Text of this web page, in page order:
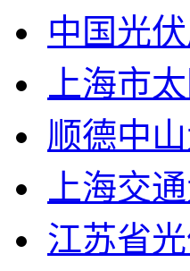
中国光
上海市
顺德中
上海交
江苏省